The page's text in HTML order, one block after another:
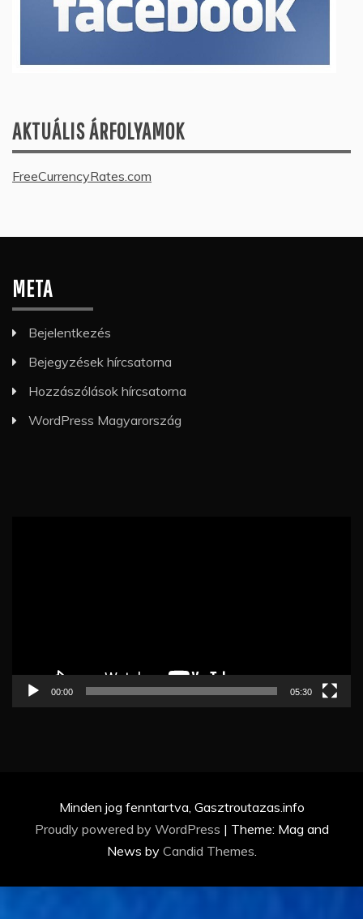
AKTUÁLIS ÁRFOLYAMOK
FreeCurrencyRates.com
META
Bejelentkezés
Bejegyzések hírcsatorna
Hozzászólások hírcsatorna
WordPress Magyarország
00:00 05:30
Minden jog fenntartva, Gasztroutazas.info
Proudly powered by WordPress | Theme: Mag and
News by Candid Themes.